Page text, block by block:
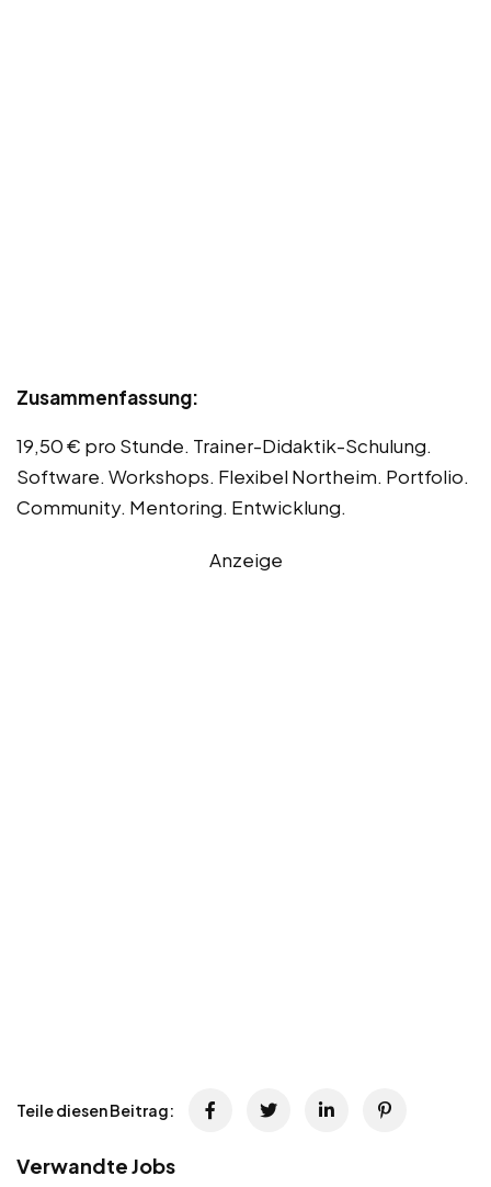
Zusammenfassung:
19,50 € pro Stunde. Trainer-Didaktik-Schulung.
Software. Workshops. Flexibel Northeim. Portfolio.
Community. Mentoring. Entwicklung.
Anzeige
Teile diesen Beitrag:
Verwandte Jobs